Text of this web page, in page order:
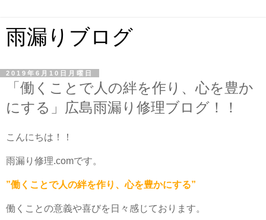
雨漏りブログ
2019年6月10日月曜日
「働くことで人の絆を作り、心を豊か
にする」広島雨漏り修理ブログ！！
こんにちは！！
雨漏り修理.comです。
”働くことで人の絆を作り、心を豊かにする”
働くことの意義や喜びを日々感じております。